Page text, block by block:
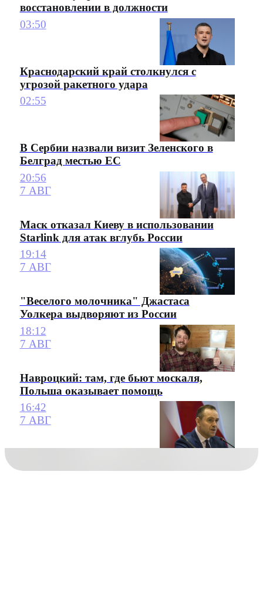
восстановлении в должности
03:50
Краснодарский край столкнулся с
угрозой ракетного удара
02:55
В Сербии назвали визит Зеленского в
Белград местью ЕС
20:56
7 АВГ
Маск отказал Киеву в использовании
Starlink для атак вглубь России
19:14
7 АВГ
"Веселого молочника" Джастаса
Уолкера выдворяют из России
18:12
7 АВГ
Навроцкий: там, где бьют москаля,
Польша оказывает помощь
16:42
7 АВГ